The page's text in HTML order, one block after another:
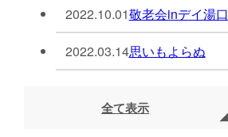
2022.10.01敬老会inデイ湯口
2022.03.14思いもよらぬ
全て表示